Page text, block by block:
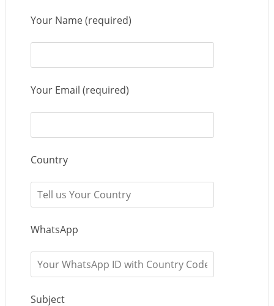
Your Name (required)
Your Email (required)
Country
WhatsApp
Subject